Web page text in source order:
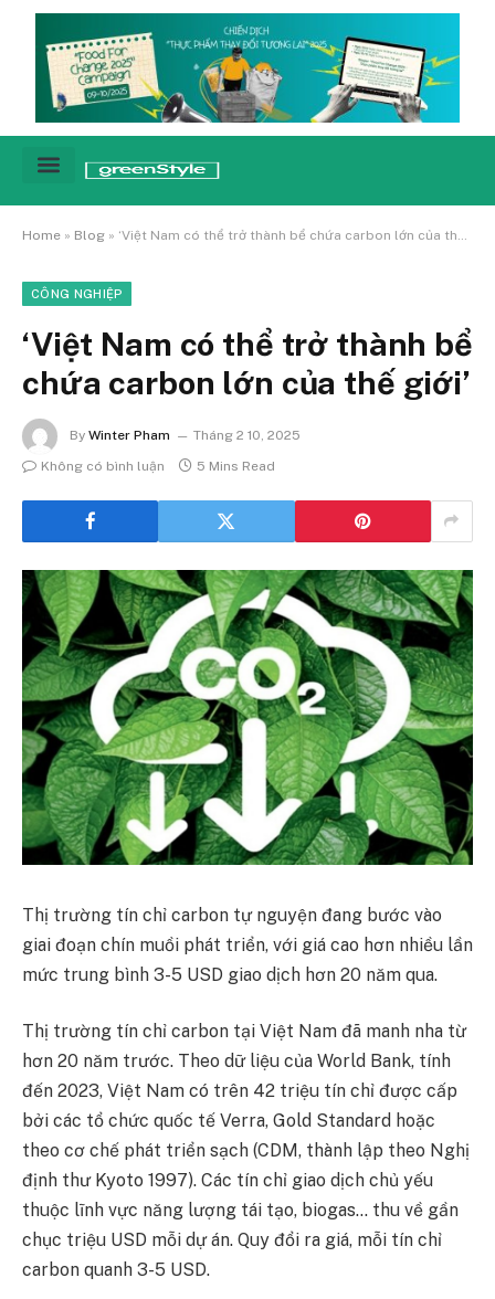
Home » Blog » ‘Việt Nam có thể trở thành bể chứa carbon lớn của thế giới’
CÔNG NGHIỆP
‘Việt Nam có thể trở thành bể
chứa carbon lớn của thế giới’
By Winter Pham
Tháng 2 10, 2025
Không có bình luận
5 Mins Read
Thị trường tín chỉ carbon tự nguyện đang bước vào
giai đoạn chín muồi phát triển, với giá cao hơn nhiều lần
mức trung bình 3-5 USD giao dịch hơn 20 năm qua.
Thị trường tín chỉ carbon tại Việt Nam đã manh nha từ
hơn 20 năm trước. Theo dữ liệu của World Bank, tính
đến 2023, Việt Nam có trên 42 triệu tín chỉ được cấp
bởi các tổ chức quốc tế Verra, Gold Standard hoặc
theo cơ chế phát triển sạch (CDM, thành lập theo Nghị
định thư Kyoto 1997). Các tín chỉ giao dịch chủ yếu
thuộc lĩnh vực năng lượng tái tạo, biogas… thu về gần
chục triệu USD mỗi dự án. Quy đổi ra giá, mỗi tín chỉ
carbon quanh 3-5 USD.